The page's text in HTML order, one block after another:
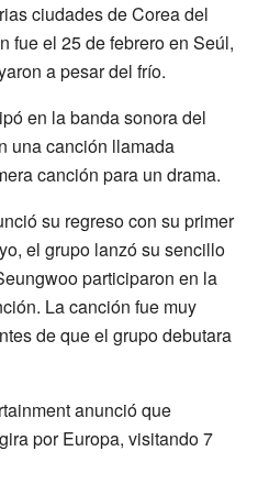
ciudades de Corea del
fue el 25 de febrero en Seúl,
a pesar del frío.
en la banda sonora del
una canción llamada
canción para un drama.
su regreso con su primer
el grupo lanzó su sencillo
participaron en la
La canción fue muy
de que el grupo debutara
anunció que
por Europa, visitando 7